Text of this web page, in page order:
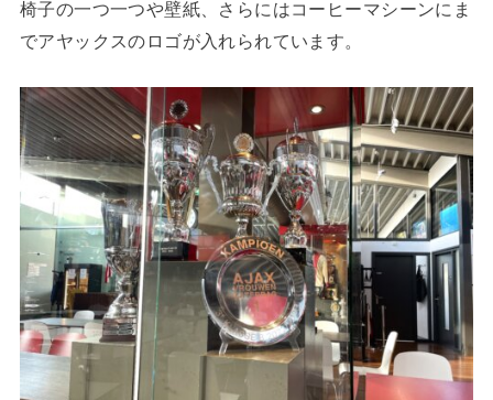
椅子の一つ一つや壁紙、さらにはコーヒーマシーンにま
でアヤックスのロゴが入れられています。